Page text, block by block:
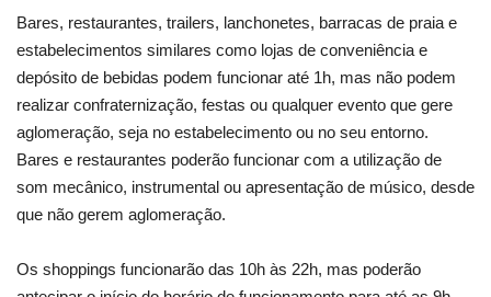
Bares, restaurantes, trailers, lanchonetes, barracas de praia e
estabelecimentos similares como lojas de conveniência e
depósito de bebidas podem funcionar até 1h, mas não podem
realizar confraternização, festas ou qualquer evento que gere
aglomeração, seja no estabelecimento ou no seu entorno.
Bares e restaurantes poderão funcionar com a utilização de
som mecânico, instrumental ou apresentação de músico, desde
que não gerem aglomeração.
Os shoppings funcionarão das 10h às 22h, mas poderão